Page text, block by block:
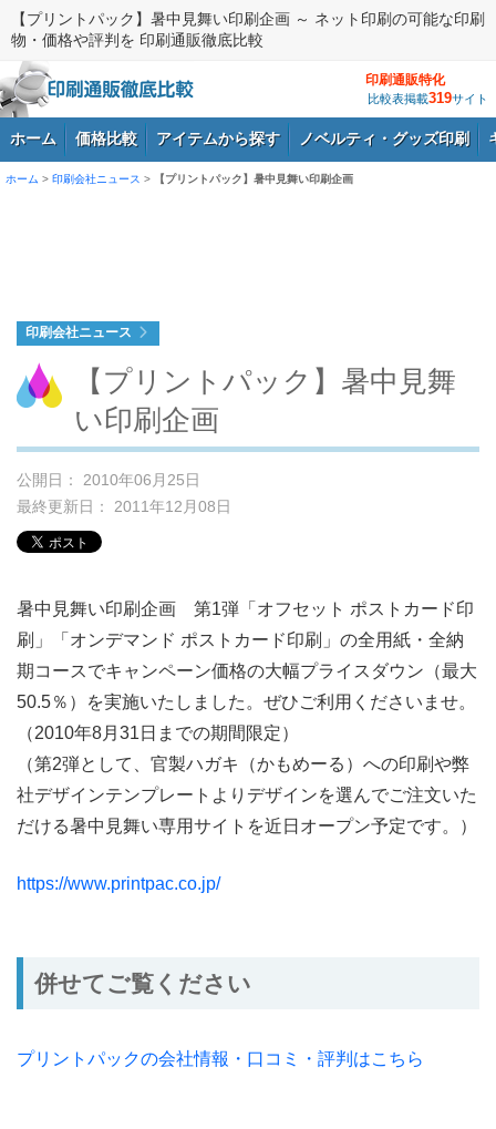
【プリントパック】暑中見舞い印刷企画 ～ ネット印刷の可能な印刷
物・価格や評判を 印刷通販徹底比較
印刷通販特化
比較表掲載319サイト
ホーム 価格比較 アイテムから探す ノベルティ・グッズ印刷
ホーム > 印刷会社ニュース > 【プリントパック】暑中見舞い印刷企画
印刷会社ニュース
【プリントパック】暑中見舞
い印刷企画
公開日： 2010年06月25日
最終更新日： 2011年12月08日
暑中見舞い印刷企画 第1弾「オフセット ポストカード印
刷」「オンデマンド ポストカード印刷」の全用紙・全納
期コースでキャンペーン価格の大幅プライスダウン（最大
50.5％）を実施いたしました。ぜひご利用くださいませ。
（2010年8月31日までの期間限定）
（第2弾として、官製ハガキ（かもめーる）への印刷や弊
社デザインテンプレートよりデザインを選んでご注文いた
だける暑中見舞い専用サイトを近日オープン予定です。）
https://www.printpac.co.jp/
併せてご覧ください
プリントパックの会社情報・口コミ・評判はこちら